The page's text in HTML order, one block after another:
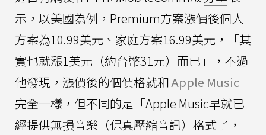
示，以美國為例，Premium方案漲價後個人
方案為10.99美元、家庭方案16.99美元，「其
實也就漲1美元（約台幣31元）而已」，不過
他發現，漲價後的個價格就和Apple Music
完全一樣，但不同的是「Apple Music早就已
經提供無損音樂（保真壓縮音訊）格式了，